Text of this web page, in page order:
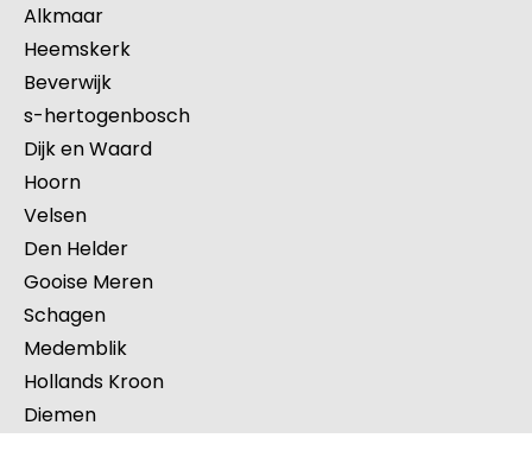
Alkmaar
Heemskerk
Beverwijk
s-hertogenbosch
Dijk en Waard
Hoorn
Velsen
Den Helder
Gooise Meren
Schagen
Medemblik
Hollands Kroon
Diemen